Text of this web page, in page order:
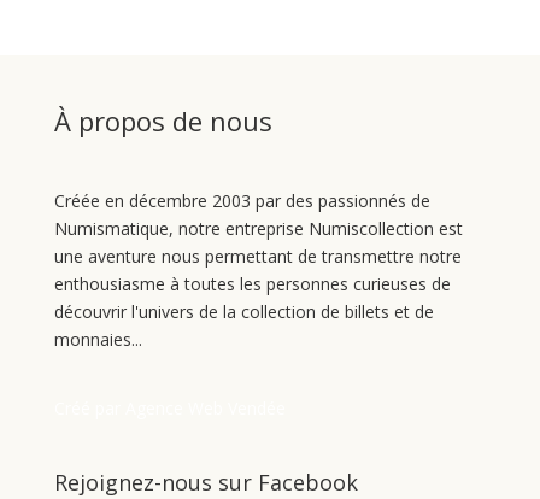
À propos de nous
Créée en décembre 2003 par des passionnés de
Numismatique, notre entreprise Numiscollection est
une aventure nous permettant de transmettre notre
enthousiasme à toutes les personnes curieuses de
découvrir l'univers de la collection de billets et de
monnaies...
Rejoignez-nous sur Facebook